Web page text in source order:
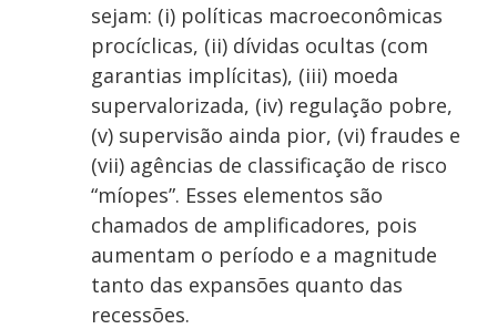
sejam: (i) políticas macroeconômicas
procíclicas, (ii) dívidas ocultas (com
garantias implícitas), (iii) moeda
supervalorizada, (iv) regulação pobre,
(v) supervisão ainda pior, (vi) fraudes e
(vii) agências de classificação de risco
“míopes”. Esses elementos são
chamados de amplificadores, pois
aumentam o período e a magnitude
tanto das expansões quanto das
recessões.